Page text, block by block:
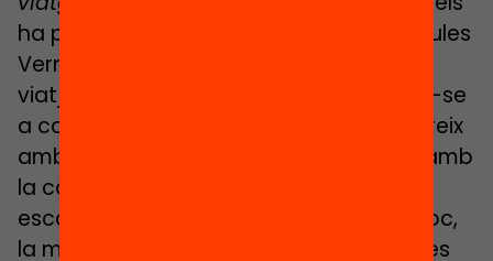
ha portat a explorar la bibliografia de Jules
Verne a casa i amb l’escriptor ja han
viatjat al centre de la Terra, tot aturant-se
a cada paraula. Aquest coneixement creix
amb l’escalf de les iniciatives infantils i amb
la complicitat dels adults: «Juguem als
escacs mentre m’explica, a través del joc,
la malaltia de l’Alzheimer», indica el Reyes